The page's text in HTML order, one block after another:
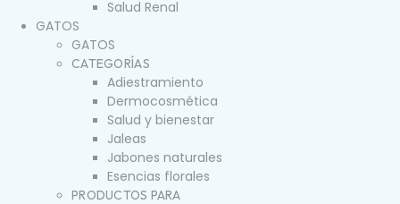
Salud Renal
GATOS
GATOS
CATEGORÍAS
Adiestramiento
Dermocosmética
Salud y bienestar
Jaleas
Jabones naturales
Esencias florales
PRODUCTOS PARA